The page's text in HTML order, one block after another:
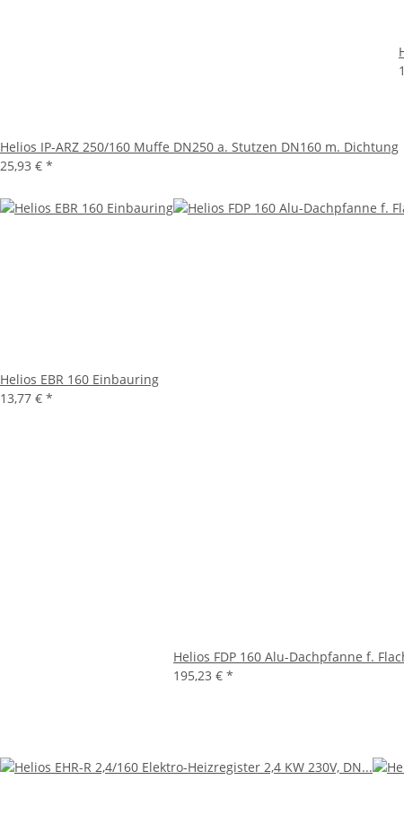
Helios IP-ARZ 250/160 Muffe DN250 a. Stutzen DN160 m. Dichtung
25,93 € *
Helios EBR 160 Einbauring
13,77 € *
Helios FDP 160 Alu-Dachpfanne f.
195,23 € *